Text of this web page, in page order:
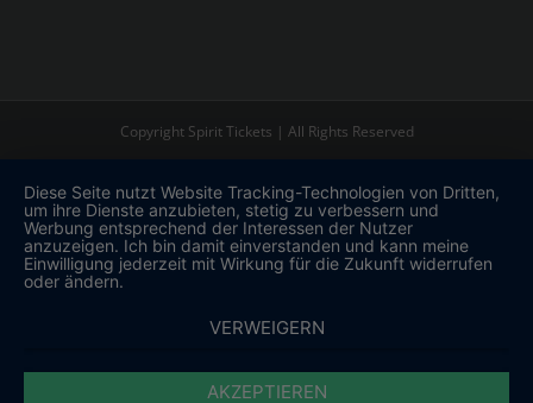
Copyright Spirit Tickets | All Rights Reserved
Diese Seite nutzt Website Tracking-Technologien von Dritten,
um ihre Dienste anzubieten, stetig zu verbessern und
Werbung entsprechend der Interessen der Nutzer
anzuzeigen. Ich bin damit einverstanden und kann meine
Einwilligung jederzeit mit Wirkung für die Zukunft widerrufen
oder ändern.
VERWEIGERN
AKZEPTIEREN